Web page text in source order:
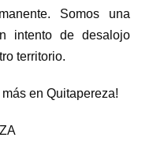
Somos una
intento de desalojo
territorio.
en Quitapereza!